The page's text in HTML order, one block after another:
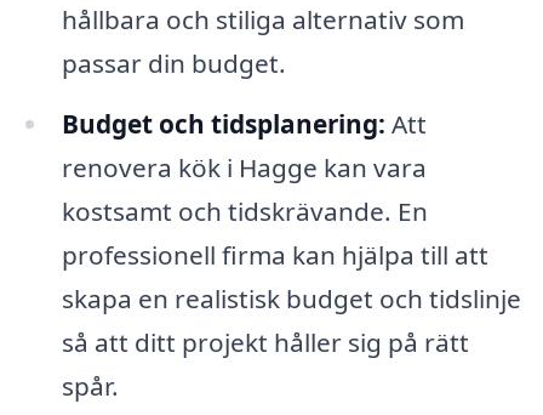
hållbara och stiliga alternativ som
passar din budget.
Budget och tidsplanering: Att
renovera kök i Hagge kan vara
kostsamt och tidskrävande. En
professionell firma kan hjälpa till att
skapa en realistisk budget och tidslinje
så att ditt projekt håller sig på rätt
spår.